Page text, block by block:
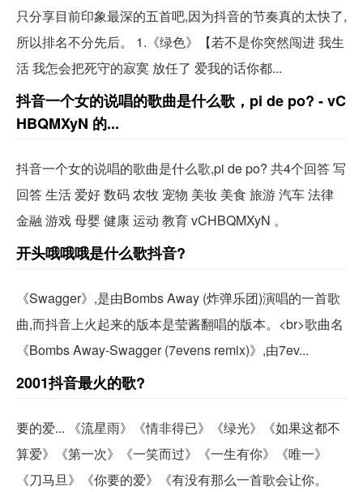
只分享目前印象最深的五首吧,因为抖音的节奏真的太快了,
所以排名不分先后。 1.《绿色》【若不是你突然闯进 我生
活 我怎会把死守的寂寞 放任了 爱我的话你都...
抖音一个女的说唱的歌曲是什么歌，pi de po? - vC
HBQMXyN 的...
抖音一个女的说唱的歌曲是什么歌,pi de po? 共4个回答 写
回答 生活 爱好 数码 农牧 宠物 美妆 美食 旅游 汽车 法律
金融 游戏 母婴 健康 运动 教育 vCHBQMXyN 。
开头哦哦哦是什么歌抖音?
《Swagger》,是由Bombs Away (炸弹乐团)演唱的一首歌
曲,而抖音上火起来的版本是莹酱翻唱的版本。<br>歌曲名
《Bombs Away-Swagger (7evens remix)》,由7ev...
2001抖音最火的歌?
要的爱... 《流星雨》《情非得已》《绿光》《如果这都不
算爱》《第一次》《一笑而过》《一生有你》《唯一》
《刀马旦》《你要的爱》《有没有那么一首歌会让你。